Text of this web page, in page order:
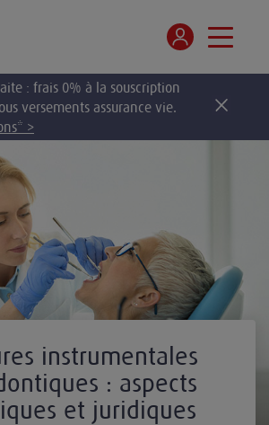
: frais 0% à la souscription
versements assurance vie.
>
instrumentales
: aspects
et juridiques